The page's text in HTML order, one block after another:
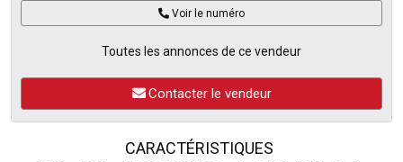
Voir le numéro
Toutes les annonces de ce vendeur
Contacter le vendeur
CARACTÉRISTIQUES